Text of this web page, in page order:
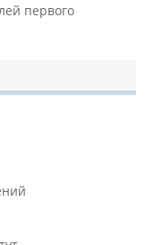
первого